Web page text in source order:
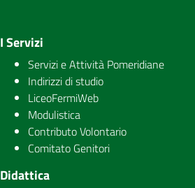
I Servizi
Servizi e Attività Pomeridiane
Indirizzi di studio
LiceoFermiWeb
Modulistica
Contributo Volontario
Comitato Genitori
Didattica